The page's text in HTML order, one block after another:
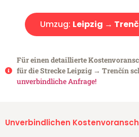
Umzug: Leipzig →
Für einen detaillierte
für die Strecke Leipzig → Trenčín
unverbindliche Anfrage!
Unverbindlichen